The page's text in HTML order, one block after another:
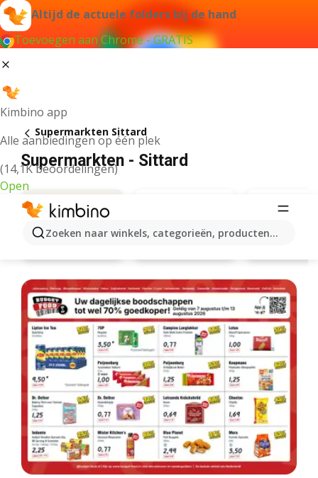
Altijd de actuele folders bij de hand
Toevoegen aan Chrome - GRATIS
Kimbino app
Alle aanbiedingen op één plek
(14,1K beoordelingen)
Open
Zoeken naar winkels, categorieën, producten...
Supermarkten Sittard
Supermarkten - Sittard
Albert Heijn